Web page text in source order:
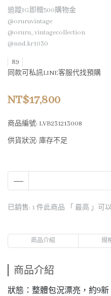
追蹤IG即贈500購物金
@oruruvintage
@oruru_vintagecollection
@nnd.kr1030
R9
同款可私訊LINE客服代找預購
NT$17,800
商品編號: LVB231213008
供貨狀況: 庫存不足
已銷售: 1 件此商品 「 最高 」可
商品介紹 規
商品介紹
狀態：整體包況漂亮，約9